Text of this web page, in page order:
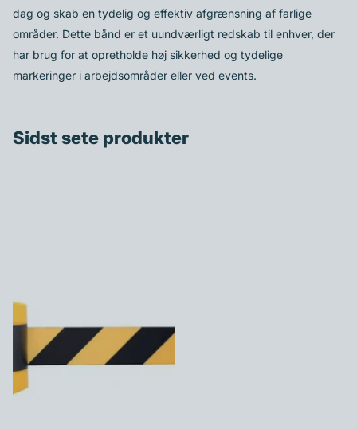
dag og skab en tydelig og effektiv afgrænsning af farlige
områder. Dette bånd er et uundværligt redskab til enhver, der
har brug for at opretholde høj sikkerhed og tydelige
markeringer i arbejdsområder eller ved events.
Sidst sete produkter